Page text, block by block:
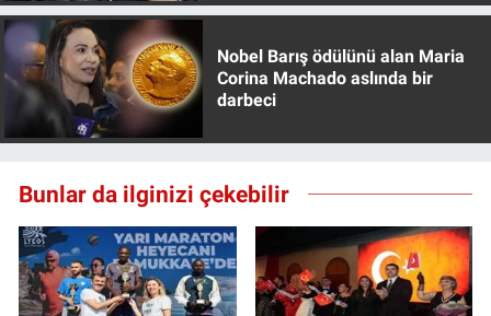
Nobel Barış ödülünü alan Maria
Corina Machado aslında bir
darbeci
Bunlar da ilginizi çekebilir